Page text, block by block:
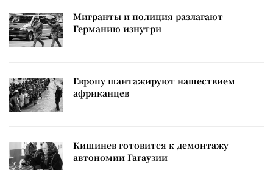
Мигранты и полиция разлагают
Германию изнутри
Европу шантажируют нашествием
африканцев
Кишинев готовится к демонтажу
автономии Гагаузии